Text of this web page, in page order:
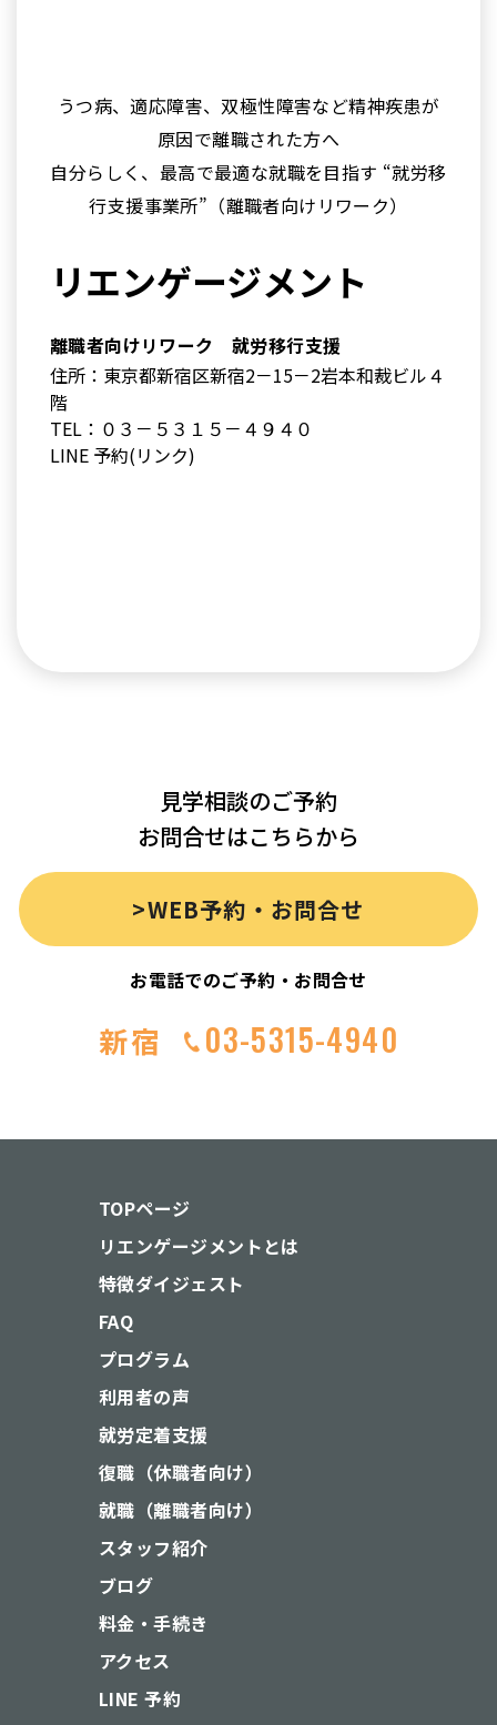
うつ病、適応障害、双極性障害など精神疾患が
原因で離職された方へ
自分らしく、最高で最適な就職を目指す “就労移
行支援事業所”（離職者向けリワーク）
リエンゲージメント
離職者向けリワーク 就労移行支援
住所：東京都新宿区新宿2－15－2岩本和裁ビル４
階
TEL：０３－５３１５－４９４０
LINE 予約(リンク)
見学相談のご予約
お問合せはこちらから
>WEB予約・お問合せ
お電話でのご予約・お問合せ
新宿 03-5315-4940
TOPページ
リエンゲージメントとは
特徴ダイジェスト
FAQ
プログラム
利用者の声
就労定着支援
復職（休職者向け）
就職（離職者向け）
スタッフ紹介
ブログ
料金・手続き
アクセス
LINE 予約